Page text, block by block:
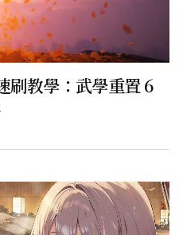
刷教學：武學重置 6